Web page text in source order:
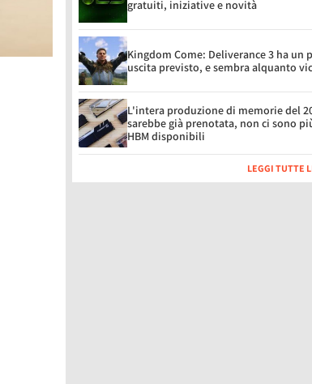
gratuiti, iniziative e novità
Kingdom Come: Deliverance 3 ha un
uscita previsto, e sembra alquanto
L'intera produzione di memorie del
sarebbe già prenotata, non ci sono
HBM disponibili
LEGGI TUTTE